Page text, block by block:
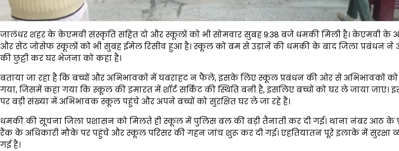
जालंधर शहर के केएमवी संस्कृति सहित दो और स्कूलों को भी सोमवार सुबह 9:38 बजे धमकी मिली है। केएमवी के
और सेंट जोसेफ स्कूलों को भी सुबह ईमेल रिसीव हुआ है। स्कूल को बम से उड़ाने की धमकी के बाद जिला प्रबंधन ने
की छुट्टी कर घर भेजना को कहा है।
बताया जा रहा है कि बच्चों और अभिभावकों में घबराहट न फैले, इसके लिए स्कूल प्रबंधन की ओर से अभिभावकों
गया, जिसमें कहा गया कि स्कूल की इमारत में शॉर्ट सर्किट की स्थिति बनी है, इसलिए बच्चों को घर ले जाया
पर बड़ी संख्या में अभिभावक स्कूल पहुंचे और अपने बच्चों को सुरक्षित घर ले जा रहे हैं।
धमकी की सूचना जिला प्रशासन को मिलते ही स्कूल में पुलिस बल की बड़ी तैनाती कर दी गई। थाना नंबर आठ के
रैंक के अधिकारी मौके पर पहुंचे और स्कूल परिसर की गहन जांच शुरू कर दी गई। एहतियातन पूरे इलाके में सुरक्षा
गई है।